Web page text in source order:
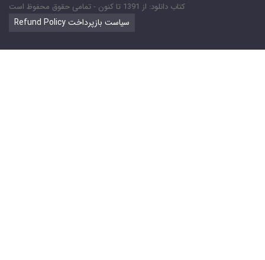
کتاب دانلود: از 1391 تا کنون - تمامی حقوق محفوظ است
Refund Policy سیاست بازپرداخت